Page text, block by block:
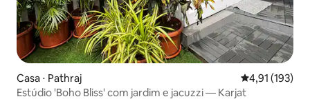
Casa ⋅ Pathraj 4,91 de uma
4,91 (193)
Estúdio 'Boho Bliss' com jardim e jacuzzi — Karjat